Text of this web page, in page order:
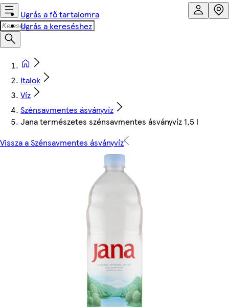
Ugrás a fő tartalomra
Ugrás a kereséshez
Italok
Víz
Szénsavmentes ásványvíz
Jana természetes szénsavmentes ásványvíz 1,5 l
Vissza a Szénsavmentes ásványvíz